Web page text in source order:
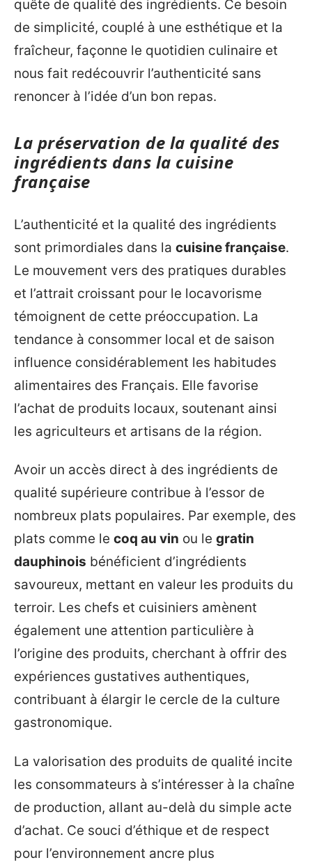
quête de qualité des ingrédients. Ce besoin
de simplicité, couplé à une esthétique et la
fraîcheur, façonne le quotidien culinaire et
nous fait redécouvrir l’authenticité sans
renoncer à l’idée d’un bon repas.
La préservation de la qualité des
ingrédients dans la cuisine
française
L’authenticité et la qualité des ingrédients
sont primordiales dans la cuisine française.
Le mouvement vers des pratiques durables
et l’attrait croissant pour le locavorisme
témoignent de cette préoccupation. La
tendance à consommer local et de saison
influence considérablement les habitudes
alimentaires des Français. Elle favorise
l’achat de produits locaux, soutenant ainsi
les agriculteurs et artisans de la région.
Avoir un accès direct à des ingrédients de
qualité supérieure contribue à l’essor de
nombreux plats populaires. Par exemple, des
plats comme le coq au vin ou le gratin
dauphinois bénéficient d’ingrédients
savoureux, mettant en valeur les produits du
terroir. Les chefs et cuisiniers amènent
également une attention particulière à
l’origine des produits, cherchant à offrir des
expériences gustatives authentiques,
contribuant à élargir le cercle de la culture
gastronomique.
La valorisation des produits de qualité incite
les consommateurs à s’intéresser à la chaîne
de production, allant au-delà du simple acte
d’achat. Ce souci d’éthique et de respect
pour l’environnement ancre plus